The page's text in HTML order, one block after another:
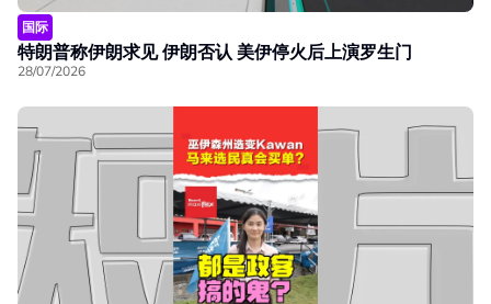
国际
特朗普称伊朗求见 伊朗否认 美伊停火后上演罗生门
28/07/2026